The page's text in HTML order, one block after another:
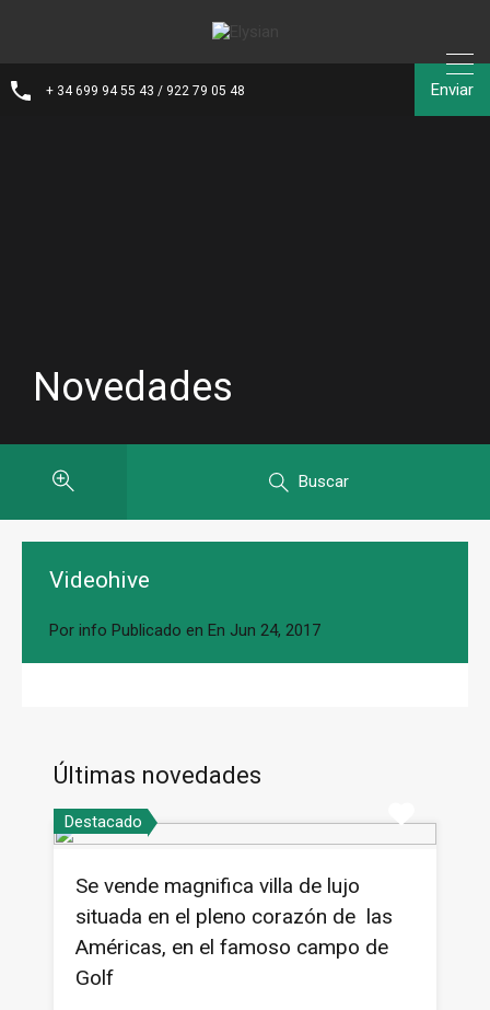
+ 34 699 94 55 43 / 922 79 05 48 Enviar
Novedades
Buscar
Videohive
Por info Publicado en En Jun 24, 2017
Últimas novedades
Destacado
Se vende magnifica villa de lujo
situada en el pleno corazón de las
Américas, en el famoso campo de
Golf